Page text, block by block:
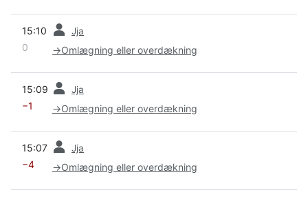
15:10 Jja
0 →Omlægning eller overdækning
15:09 Jja
−1 →Omlægning eller overdækning
15:07 Jja
−4 →Omlægning eller overdækning